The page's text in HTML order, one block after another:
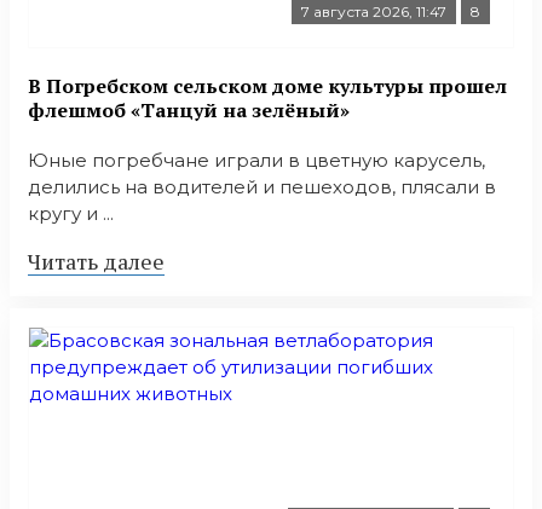
7 августа 2026, 11:47 8
В Погребском сельском доме культуры прошел
флешмоб «Танцуй на зелёный»
Юные погребчане играли в цветную карусель,
делились на водителей и пешеходов, плясали в
кругу и ...
Читать далее